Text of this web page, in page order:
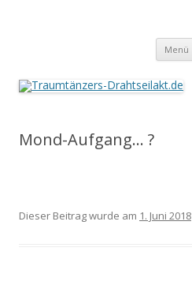
Menü
Mond-Aufgang… ?
Dieser Beitrag wurde am 1. Juni 2018